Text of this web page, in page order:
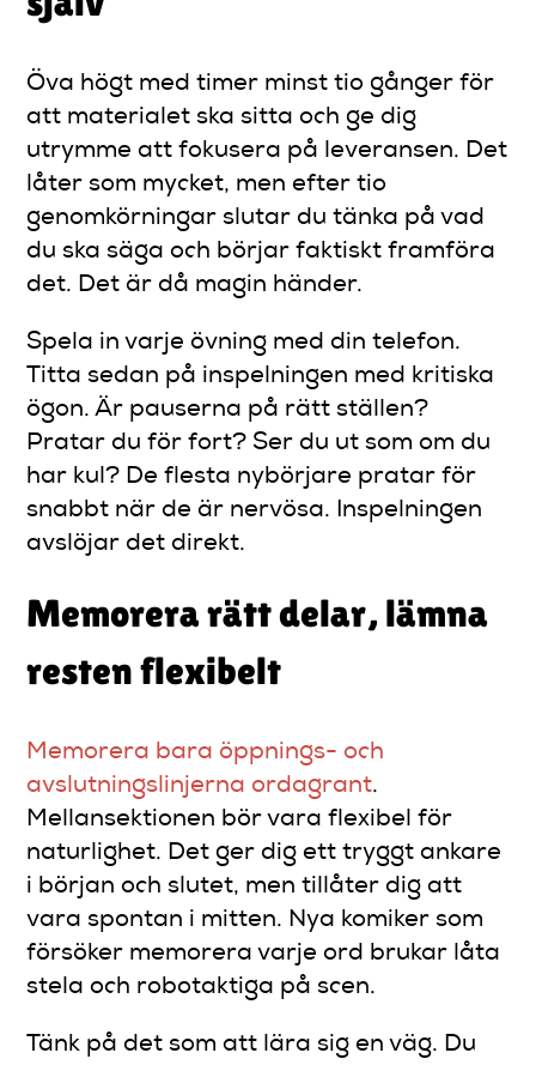
Öva högt med timer minst tio gånger för
att materialet ska sitta och ge dig
utrymme att fokusera på leveransen. Det
låter som mycket, men efter tio
genomkörningar slutar du tänka på vad
du ska säga och börjar faktiskt framföra
det. Det är då magin händer.
Spela in varje övning med din telefon.
Titta sedan på inspelningen med kritiska
ögon. Är pauserna på rätt ställen?
Pratar du för fort? Ser du ut som om du
har kul? De flesta nybörjare pratar för
snabbt när de är nervösa. Inspelningen
avslöjar det direkt.
Memorera rätt delar, lämna
resten flexibelt
Memorera bara öppnings- och
avslutningslinjerna ordagrant.
Mellansektionen bör vara flexibel för
naturlighet. Det ger dig ett tryggt ankare
i början och slutet, men tillåter dig att
vara spontan i mitten. Nya komiker som
försöker memorera varje ord brukar låta
stela och robotaktiga på scen.
Tänk på det som att lära sig en väg. Du